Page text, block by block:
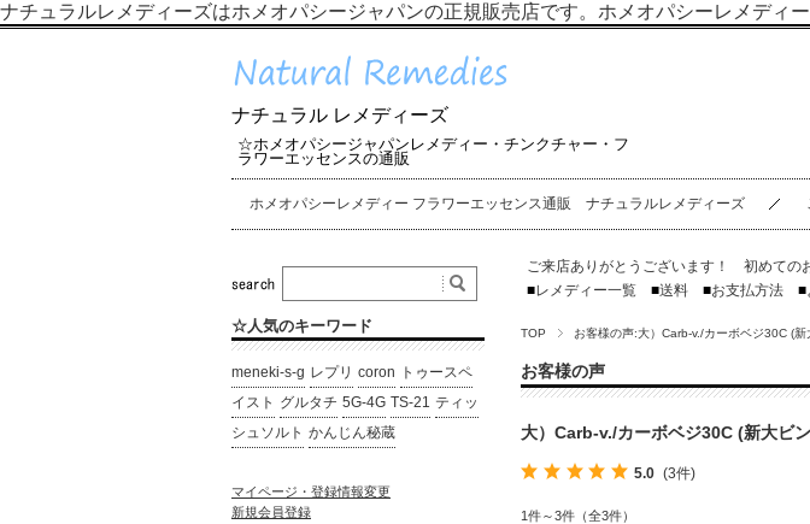
ナチュラルレメディーズはホメオパシージャパンの正規販売店です。ホメオパシーレメディー
ナチュラル レメディーズ
☆ホメオパシージャパンレメディー・チンクチャー・フ
ラワーエッセンスの通販
ホメオパシーレメディー フラワーエッセンス通販 ナチュラルレメディーズ
ご来店ありがとうございます！ 初めての
■レメディー一覧 ■送料 ■お支払方法 ■
TOP お客様の声:大）Carb-v./カーボベジ30C (新
お客様の声
大）Carb-v./カーボベジ30C (新大ビン
5.0 (3件)
1件～3件（全3件）
☆人気のキーワード
meneki-s-g レプリ coron
トゥースペ
イスト グルタチ 5G-4G TS-21 ティッ
シュソルト かんじん秘蔵
マイページ・登録情報変更
新規会員登録